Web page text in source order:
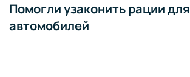
Помогли узаконить рации для
автомобилей